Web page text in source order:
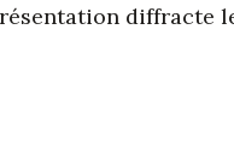
diffracte